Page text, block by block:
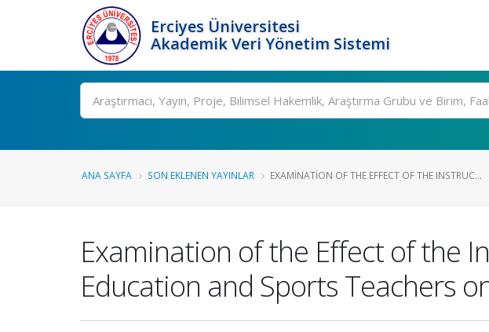
Erciyes Üniversitesi
Akademik Veri Yönetim Sistemi
Ara
ANA SAYFA SON EKLENEN YAYINLAR EXAMINATION OF THE EFFECT OF THE INSTRUC...
Examination of the Effect of the
Education and Sports Teachers